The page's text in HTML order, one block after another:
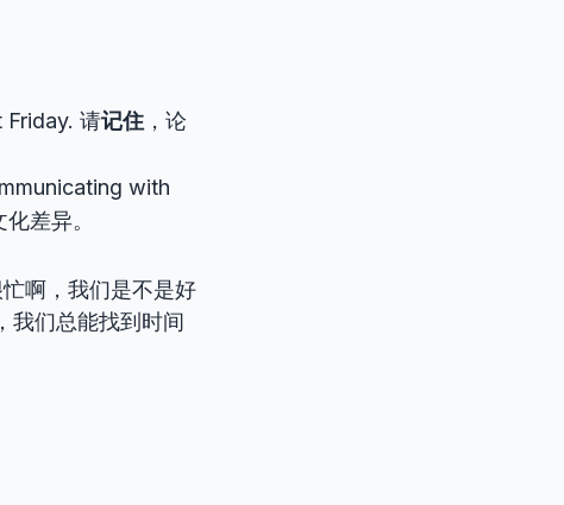
请记住 ，论
with
化差异。
啊，我们是不是好
我们总能找到时间